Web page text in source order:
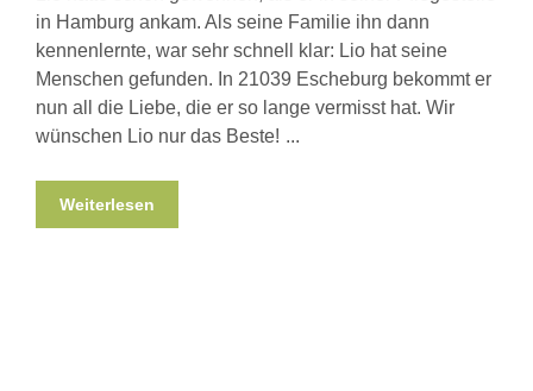
in Hamburg ankam. Als seine Familie ihn dann
kennenlernte, war sehr schnell klar: Lio hat seine
Menschen gefunden. In 21039 Escheburg bekommt er
nun all die Liebe, die er so lange vermisst hat. Wir
wünschen Lio nur das Beste!
Weiterlesen